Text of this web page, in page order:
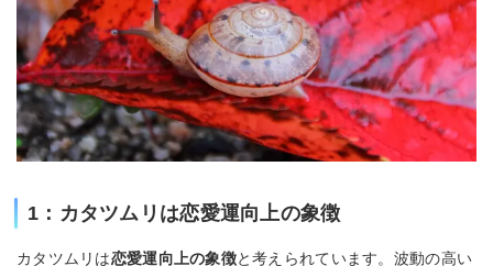
1：カタツムリは恋愛運向上の象徴
カタツムリは恋愛運向上の象徴と考えられています。波動の高い